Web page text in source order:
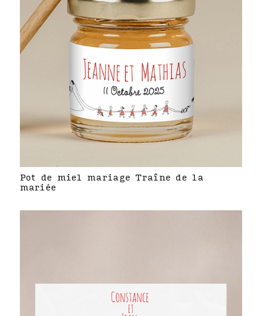
Pot de miel mariage Traîne de la
mariée